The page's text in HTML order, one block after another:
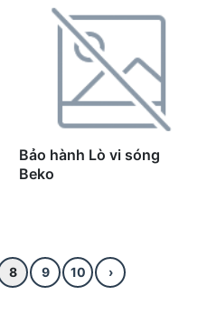
Bảo hành Lò vi sóng
Beko
8 9 10 ›